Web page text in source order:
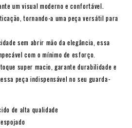
um visual moderno e confortável.
tornando-a uma peça versátil para
sem abrir mão da elegância, essa
com o mínimo de esforço.
super macio, garante durabilidade e
peça indispensável no seu guarda-
de alta qualidade